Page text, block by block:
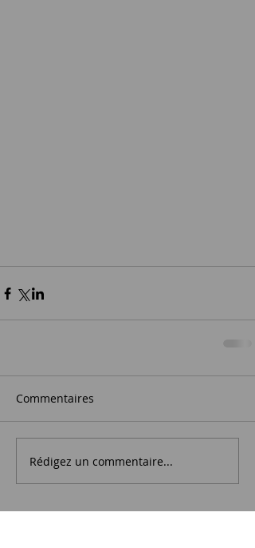
Commentaires
Rédigez un commentaire...